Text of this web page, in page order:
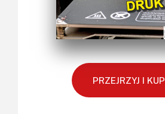
PRZEJRZYJ I KUP